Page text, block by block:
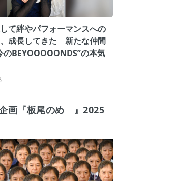
て絆やパフォーマンスへの
成長してきた 新たな仲間
のBEYOOOOONDS”の本気
画『板尾のめ゙』2025